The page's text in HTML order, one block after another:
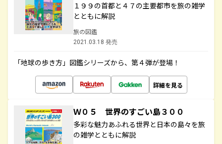
１９９の首都と４７の主要都市を旅の雑学
とともに解説
旅の図鑑
2021.03.18 発売
「地球の歩き方」図鑑シリーズから、第４弾が登場！
詳細を見る
Ｗ０５ 世界のすごい島３００
多彩な魅力あふれる世界と日本の島々を旅
の雑学とともに解説